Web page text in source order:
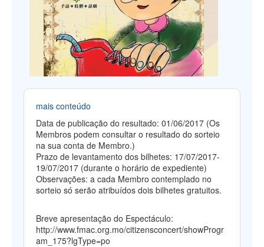
mais conteúdo
Data de publicação do resultado: 01/06/2017 (Os
Membros podem consultar o resultado do sorteio
na sua conta de Membro.)
Prazo de levantamento dos bilhetes: 17/07/2017-
19/07/2017 (durante o horário de expediente)
Observações: a cada Membro contemplado no
sorteio só serão atribuídos dois bilhetes gratuitos.
Breve apresentação do Espectáculo:
http://www.fmac.org.mo/citizensconcert/showProgr
am_175?lgType=po